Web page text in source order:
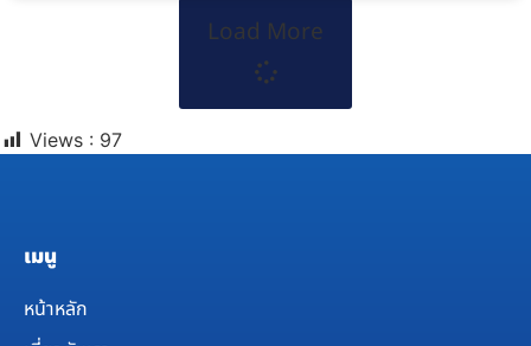
Load More
Views : 97
เมนู
หน้าหลัก